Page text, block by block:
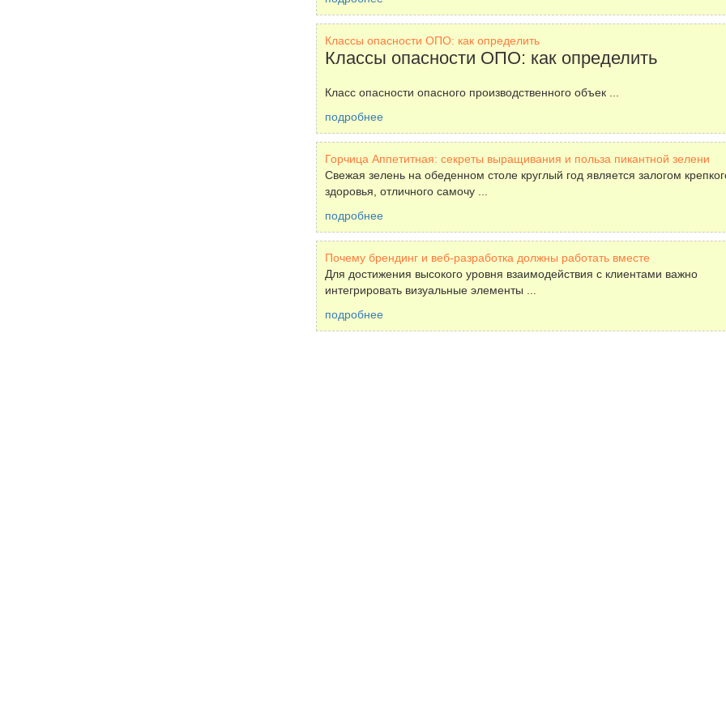
Классы опасности ОПО: как определить
Классы опасности ОПО: как определить
Класс опасности опасного производственного объек ...
подробнее
Горчица Аппетитная: секреты выращивания и польза пикантной зелени
Свежая зелень на обеденном столе круглый год является залогом
здоровья, отличного самочу ...
подробнее
Почему брендинг и веб-разработка должны работать вместе
Для достижения высокого уровня взаимодействия с клиентами важно
интегрировать визуальные элементы ...
подробнее